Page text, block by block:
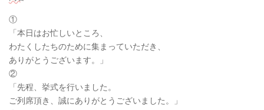
①
「本日はお忙しいところ、
わたくしたちのために集まっていただき、
ありがとうございます。」
②
「先程、挙式を行いました。
ご列席頂き、誠にありがとうございました。」